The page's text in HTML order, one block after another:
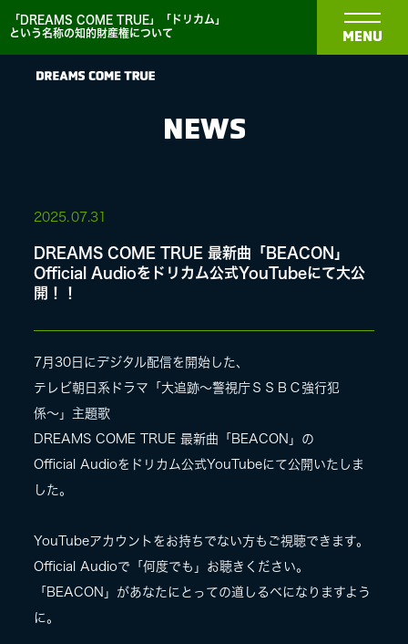
「DREAMS COME TRUE」「ドリカム」
という名称の知的財産権について
MENU
BIOGRAPHY
DISCOGRAPHY
MEDIA
LIVE
NEWS
2025. 07.31
DREAMS COME TRUE 最新曲「BEACON」
Official Audioをドリカム公式YouTubeにて大公
開！！
7月30日にデジタル配信を開始した、
テレビ朝日系ドラマ「大追跡〜警視庁ＳＳＢＣ強行犯
係〜」主題歌
DREAMS COME TRUE 最新曲「BEACON」の
Official Audioをドリカム公式YouTubeにて公開いたしま
した。
YouTubeアカウントをお持ちでない方もご視聴できます。
Official Audioで「何度でも」お聴きください。
「BEACON」があなたにとっての道しるべになりますよう
に。